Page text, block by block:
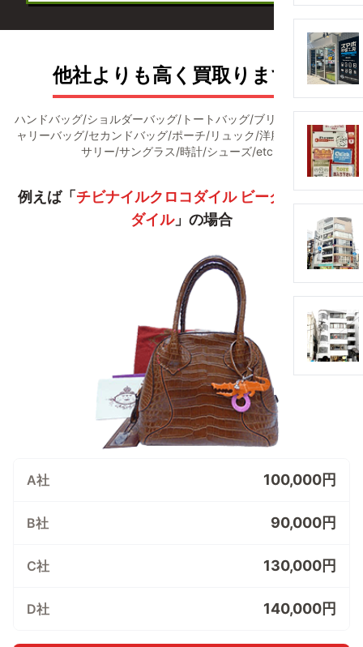
他社よりも高く買取ります！
ハンドバッグ/ショルダーバッグ/トートバッグ/ブリーフケース/キ
ャリーバッグ/セカンドバッグ/ポーチ/リュック/洋服/財布/アクセ
サリー/サングラス/時計/シューズ/etc...
例えば「 チビナイルクロコダイル ビーグル クロコ
ダイル」の場合
A社 100,000円
B社 90,000円
C社 130,000円
D社 140,000円